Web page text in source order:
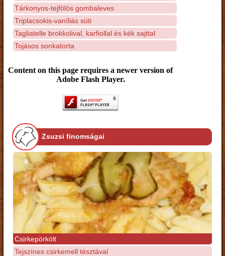
Tárkonyos-tejfölös gombaleves
Triplacsokis-vaníliás süti
Tagliatelle brokkolival, karfiollal és kék sajttal
Tojásos sonkatorta
Content on this page requires a newer version of
Adobe Flash Player.
Zsuzsi finomságai
Csirkepörkölt
Tejszínes csirkemell tésztával